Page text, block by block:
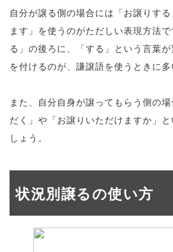
自分が譲る側の場合には「お譲りす
ます」を使うのがただしい表現方法
る」の後ろに、「する」という言葉が
を付けるのが、謙譲語を使うときに多
また、自分自身が譲ってもらう側の
だく」や「お譲りいただけますか」
しょう。
状況別譲るの使い方